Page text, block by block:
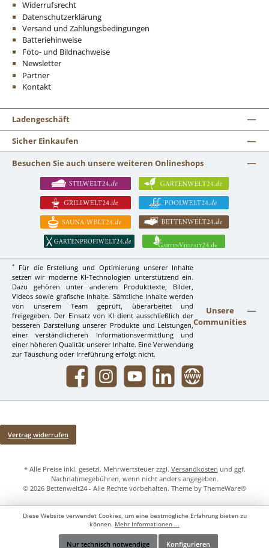
Widerrufsrecht
Datenschutzerklärung
Versand und Zahlungsbedingungen
Batteriehinweise
Foto- und Bildnachweise
Newsletter
Partner
Kontakt
Ladengeschäft
Sicher Einkaufen
Besuchen Sie auch unsere weiteren Onlineshops
*
Für die Erstellung und Optimierung unserer Inhalte
setzen wir moderne KI-Technologien unterstützend ein.
Dazu gehören unter anderem Produkttexte, Bilder,
Videos sowie grafische Inhalte. Sämtliche Inhalte werden
von unserem Team geprüft, überarbeitet und
freigegeben. Der Einsatz von KI dient ausschließlich der
besseren Darstellung unserer Produkte und Leistungen,
einer verständlicheren Informationsvermittlung und
einer höheren Qualität unserer Inhalte. Eine Verwendung
zur Täuschung oder Irreführung erfolgt nicht.
Unsere
Communities
Facebook InstagramYouTube LinkedIn Website
Vertrag widerrufen
* Alle Preise inkl. gesetzl. Mehrwertsteuer zzgl. Versandkosten und ggf.
Nachnahmegebühren, wenn nicht anders angegeben.
© 2026 Bettenwelt24 - Alle Rechte vorbehalten. Theme by ThemeWare®
Diese Website verwendet Cookies, um eine bestmögliche Erfahrung bieten zu
können. Mehr Informationen ...
Nur technisch notwendige Konfigurieren